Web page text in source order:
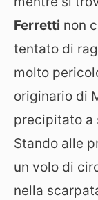
Ferretti non
tentato di
molto
originario di
precipitato a
Stando alle
un volo di
nella